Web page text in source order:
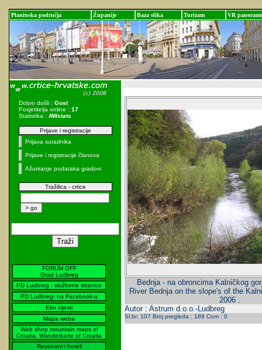
Planinska područja Županije Baza slika Turizam VR panorame
Dobro došli : Gost
Posjetitelja online : 17
Statistika : AWstats
Prijave i registracije
Prijava suradnika
Prijave i registracije članova
Ažuriranje podataka gradovi
Tražilica - crtice
FORUM OFF
Grad Ludbreg
PD Ludbreg - službene stranice
PD Ludbreg- na Facebook-u
Eko vijesti
Mapa weba
Web shop mountain maps of
Croatia, Wanderkarte of Croatia
Restorani i hoteli
Bednja - na obroncima Kalničkog
River Bednja on the slope's of the
2006 .
Autor : Astrum d.o.o.-Ludbreg
Sl.br: 107 Broj pregleda : 189 Com : 0